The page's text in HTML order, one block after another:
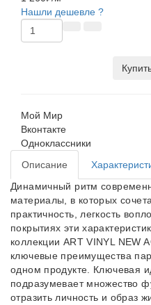
Нашли дешевле ?
Мой Мир
Вконтакте
Одноклассники
Описание
Динамичный ритм
материалы, в которых
практичность, легкость
покрытиях эти
коллекции ART VINYL NEW
ключевые преимущества
одном продукте. Ключевая
подразумевает множество
отразить личность и образ